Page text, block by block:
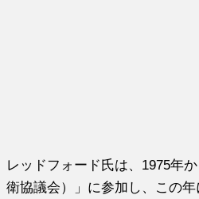
レッドフォード氏は、1975年
衛協議会）」に参加し、この